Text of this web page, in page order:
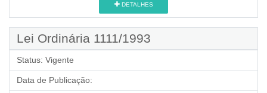
DETALHES
Lei Ordinária 1111/1993
Status: Vigente
Data de Publicação: